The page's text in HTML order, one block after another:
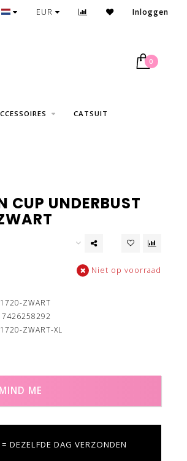
VERZENDING VANAF € 75
EUR Inloggen
0
CATSUIT
CUP UNDERBUST
Niet op voorraad
ZWART
ZWART-XL
ME
DEZELFDE DAG VERZONDEN